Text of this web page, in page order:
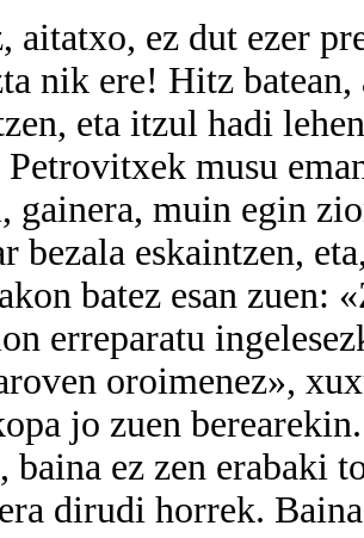
ez dut ezer
ere! Hitz batean,
eta itzul hadi
musu eman
gainera, muin egin
bezala eskaintzen,
batez esan
erreparatu
oroimenez»,
jo zuen
baina ez zen erabaki
horrek. Baina,